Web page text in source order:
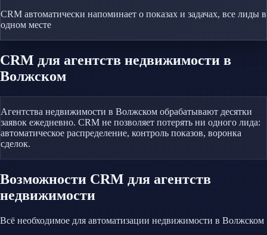
CRM автоматически напоминает о показах и задачах, все лиды в
одном месте
CRM для агентств недвижимости в
Волжском
Агентства недвижимости в Волжском обрабатывают десятки
заявок ежедневно. CRM не позволяет потерять ни одного лида:
автоматическое распределение, контроль показов, воронка
сделок.
Возможности CRM для агентств
недвижимости
Всё необходимое для автоматизации недвижимости в Волжском